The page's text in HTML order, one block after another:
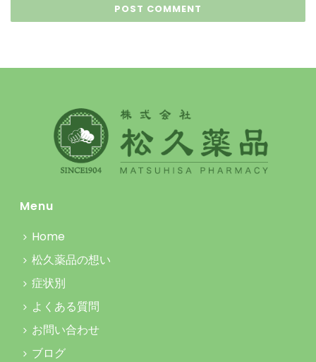
Menu
Home
松久薬品の想い
症状別
よくある質問
お問い合わせ
ブログ